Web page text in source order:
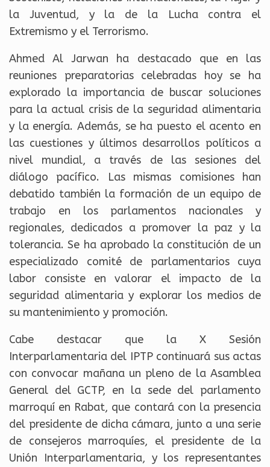
la Juventud, y la de la Lucha contra el
Extremismo y el Terrorismo.
Ahmed Al Jarwan ha destacado que en las
reuniones preparatorias celebradas hoy se ha
explorado la importancia de buscar soluciones
para la actual crisis de la seguridad alimentaria
y la energía. Además, se ha puesto el acento en
las cuestiones y últimos desarrollos políticos a
nivel mundial, a través de las sesiones del
diálogo pacífico. Las mismas comisiones han
debatido también la formación de un equipo de
trabajo en los parlamentos nacionales y
regionales, dedicados a promover la paz y la
tolerancia. Se ha aprobado la constitución de un
especializado comité de parlamentarios cuya
labor consiste en valorar el impacto de la
seguridad alimentaria y explorar los medios de
su mantenimiento y promoción.
Cabe destacar que la X Sesión
Interparlamentaria del IPTP continuará sus actas
con convocar mañana un pleno de la Asamblea
General del GCTP, en la sede del parlamento
marroquí en Rabat, que contará con la presencia
del presidente de dicha cámara, junto a una serie
de consejeros marroquíes, el presidente de la
Unión Interparlamentaria, y los representantes